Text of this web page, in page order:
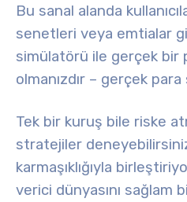
Bu sanal alanda
senetleri veya emtialar
simülatörü ile gerçek bir
olmanızdır – gerçek
Tek bir kuruş bile riske
stratejiler
karmaşıklığıyla
verici dünyasını sağlam